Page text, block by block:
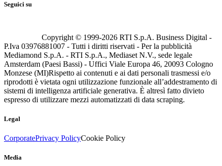
Seguici su
Copyright © 1999-2026 RTI S.p.A. Business Digital -
P.Iva 03976881007 - Tutti i diritti riservati - Per la pubblicità
Mediamond S.p.A. - RTI S.p.A., Mediaset N.V., sede legale
Amsterdam (Paesi Bassi) - Uffici Viale Europa 46, 20093 Cologno
Monzese (MI)Rispetto ai contenuti e ai dati personali trasmessi e/o
riprodotti è vietata ogni utilizzazione funzionale all’addestramento di
sistemi di intelligenza artificiale generativa. È altresì fatto divieto
espresso di utilizzare mezzi automatizzati di data scraping.
Legal
CorporatePrivacy PolicyCookie Policy
Media